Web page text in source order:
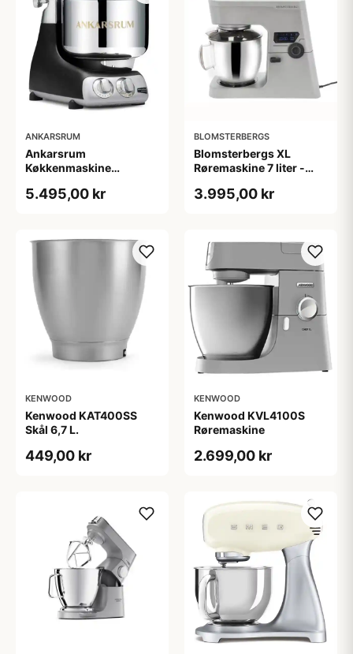
ANKARSRUM
Ankarsrum
Køkkenmaskine
5.495,00 kr
BLOMSTERBERGS
Blomsterbergs XL
Røremaskine 7 liter -
3.995,00 kr
KENWOOD
Kenwood KAT400SS
Skål 6,7 L.
449,00 kr
KENWOOD
Kenwood KVL4100S
Røremaskine
2.699,00 kr